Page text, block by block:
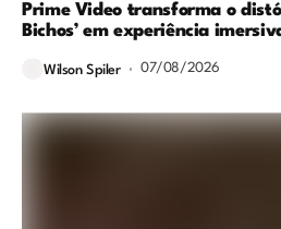
Prime Video transforma o
Bichos’ em experiência
Wilson Spiler 07/08/2026